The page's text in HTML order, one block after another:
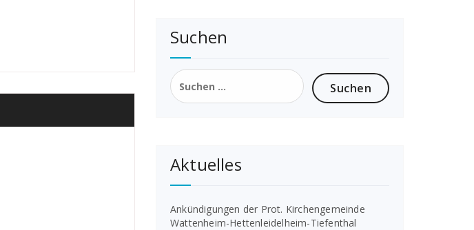
Suchen
Suchen
nach:
Aktuelles
Ankündigungen der Prot. Kirchengemeinde
Wattenheim-Hettenleidelheim-Tiefenthal